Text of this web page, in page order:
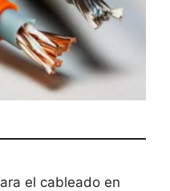
el cableado en